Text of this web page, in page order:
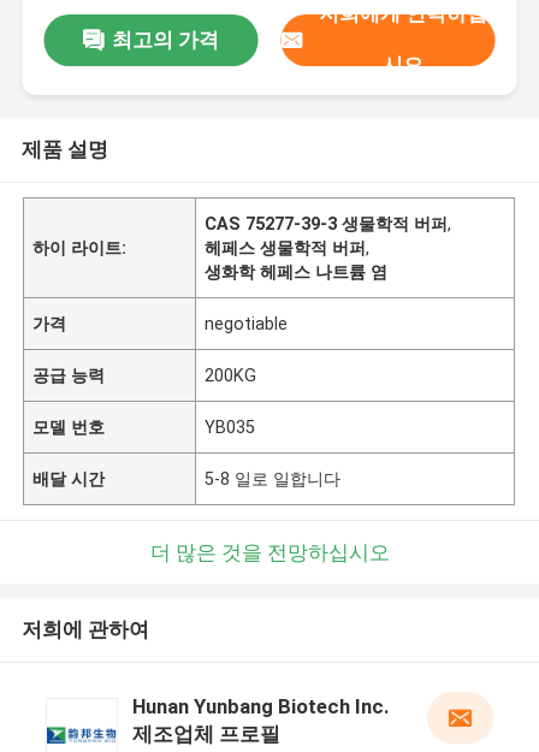
최고의 가격
저희에게 연락하십
시오
제품 설명
하이 라이트:
CAS 75277-39-3 생물학적 버퍼,
헤페스 생물학적 버퍼,
생화학 헤페스 나트륨 염
가격 negotiable
공급 능력 200KG
모델 번호 YB035
배달 시간 5-8 일로 일합니다
더 많은 것을 전망하십시오
저희에 관하여
Hunan Yunbang Biotech Inc.
제조업체 프로필